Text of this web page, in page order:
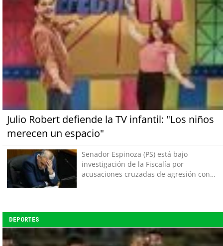
Julio Robert defiende la TV infantil: "Los niños
merecen un espacio"
Senador Espinoza (PS) está bajo
investigación de la Fiscalía por
acusaciones cruzadas de agresión con
DEPORTES